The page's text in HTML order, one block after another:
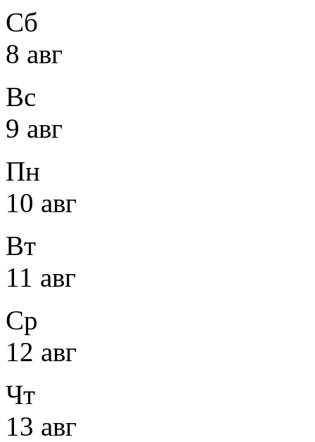
Сб
8 авг
Вс
9 авг
Пн
10 авг
Вт
11 авг
Ср
12 авг
Чт
13 авг